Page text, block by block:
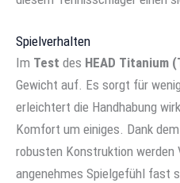
Spielverhalten
Im Test des HEAD Titanium
Gewicht auf. Es sorgt für
erleichtert die Handhabung
Komfort um einiges. Dank
robusten Konstruktion werden
angenehmes Spielgefühl fast